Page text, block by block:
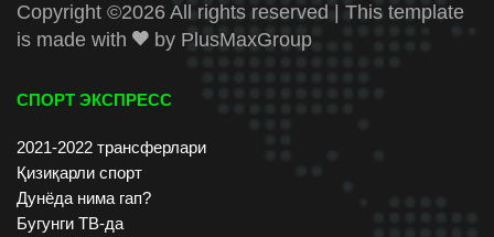
Copyright ©2026 All rights reserved | This template
is made with
by PlusMaxGroup
СПОРТ ЭКСПРЕСС
2021-2022 трансферлари
Қизиқарли спорт
Дунёда нима гап?
Бугунги ТВ-да